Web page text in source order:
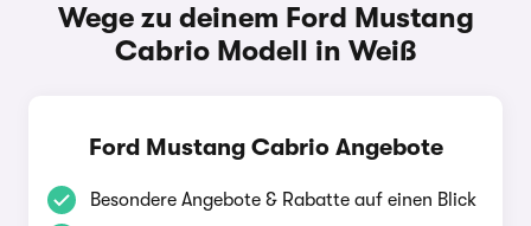
Wege zu deinem Ford Mustang
Cabrio Modell in Weiß
Ford Mustang Cabrio Angebote
Besondere Angebote & Rabatte auf einen Blick